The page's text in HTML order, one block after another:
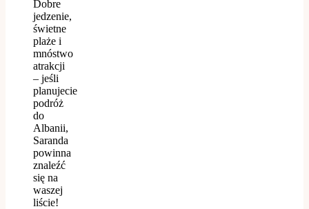
Dobre
jedzenie,
świetne
plaże i
mnóstwo
atrakcji
– jeśli
planujecie
podróż
do
Albanii,
Saranda
powinna
znaleźć
się na
waszej
liście!